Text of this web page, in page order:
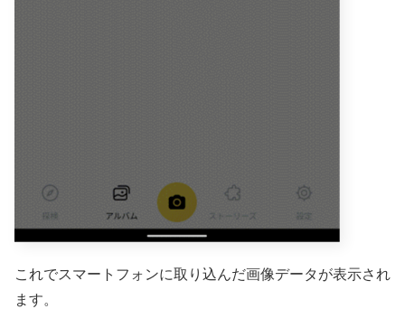
これでスマートフォンに取り込んだ画像データが表示され
ます。